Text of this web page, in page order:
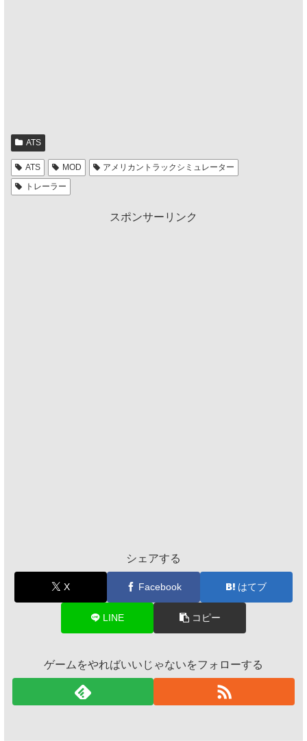
ATS
ATS MOD
アメリカントラックシミュレーター
トレーラー
スポンサーリンク
シェアする
X Facebook はてブ
LINE コピー
ゲームをやればいいじゃないをフォローする